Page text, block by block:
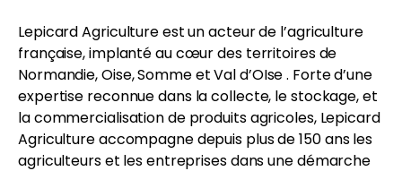
Lepicard Agriculture est un acteur de l’agriculture
française, implanté au cœur des territoires de
Normandie, Oise, Somme et Val d’OIse . Forte d’une
expertise reconnue dans la collecte, le stockage, et
la commercialisation de produits agricoles, Lepicard
Agriculture accompagne depuis plus de 150 ans les
agriculteurs et les entreprises dans une démarche